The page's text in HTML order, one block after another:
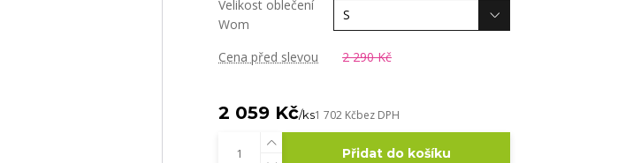
Velikost oblečení
Wom
Cena před slevou
2 290 Kč
2 059 Kč/ks1 702 Kčbez DPH
Přidat do košíku